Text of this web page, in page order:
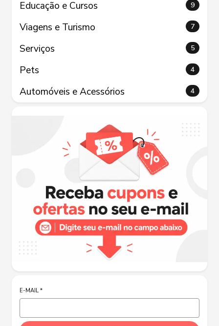
Educação e Cursos 9
Viagens e Turismo 7
Serviços 5
Pets 4
Automóveis e Acessórios 4
E-MAIL *